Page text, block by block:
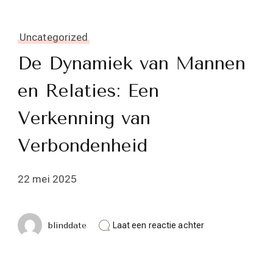
Uncategorized
De Dynamiek van Mannen
en Relaties: Een
Verkenning van
Verbondenheid
22 mei 2025
blinddate Laat een reactie achterop